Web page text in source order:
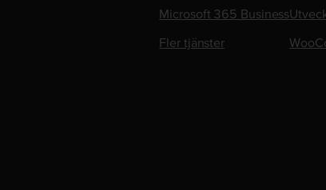
Microsoft 365 Business
Fler tjänster